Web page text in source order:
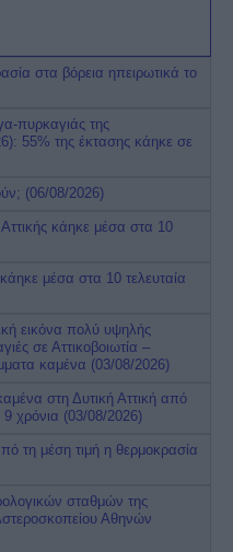
στα βόρεια ηπειρωτικά το
πυρκαγιάς της
55% της έκτασης κάηκε σε
(06/08/2026)
κάηκε μέσα στα 10
μέσα στα 10 τελευταία
εικόνα πολύ υψηλής
σε Αττικοβοιωτία –
καμένα (03/08/2026)
στη Δυτική Αττική από
9 χρόνια (03/08/2026)
τη μέση τιμή η θερμοκρασία
σταθμών της
Αθηνών